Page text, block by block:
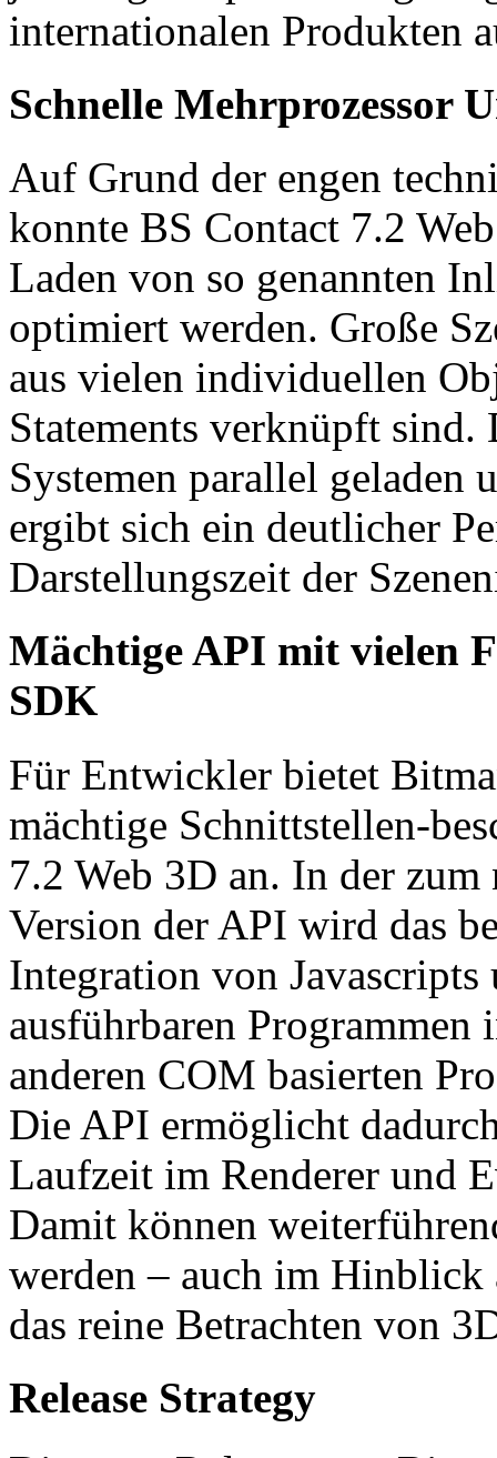
internationalen Produkten
Schnelle Mehrprozessor
Auf Grund der engen
konnte BS Contact 7.2
Laden von so genannten
optimiert werden. Große
aus vielen individuellen
Statements verknüpft
Systemen parallel geladen
ergibt sich ein deutlicher
Darstellungszeit der
Mächtige API mit vielen
SDK
Für Entwickler bietet
mächtige Schnittstellen-
7.2 Web 3D an. In der zum
Version der API wird das
Integration von
ausführbaren
anderen COM basierten
Die API ermöglicht
Laufzeit im Renderer und
Damit können
werden – auch im
das reine Betrachten von
Release Strategy